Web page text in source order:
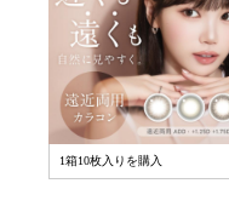
1箱10枚入りを購入